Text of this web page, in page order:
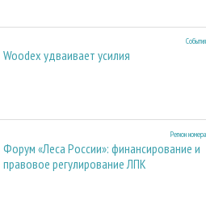
События
Woodex удваивает усилия
Регион номера
Форум «Леса России»: финансирование и
правовое регулирование ЛПК